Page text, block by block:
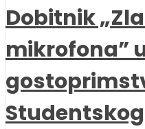
Dobitnik
mikrofona”